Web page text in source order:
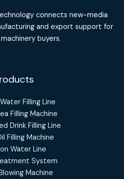
connects new-media
and export support for
buyers.
Filling Line
Filling Machine
Drink Filling Line
Filling Machine
Water Line
System
Machine